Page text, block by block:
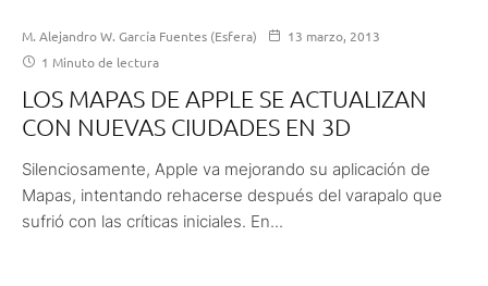
M. Alejandro W. García Fuentes (Esfera)
13 marzo, 2013
1 Minuto de lectura
LOS MAPAS DE APPLE SE ACTUALIZAN
CON NUEVAS CIUDADES EN 3D
Silenciosamente, Apple va mejorando su aplicación de
Mapas, intentando rehacerse después del varapalo que
sufrió con las críticas iniciales. En...